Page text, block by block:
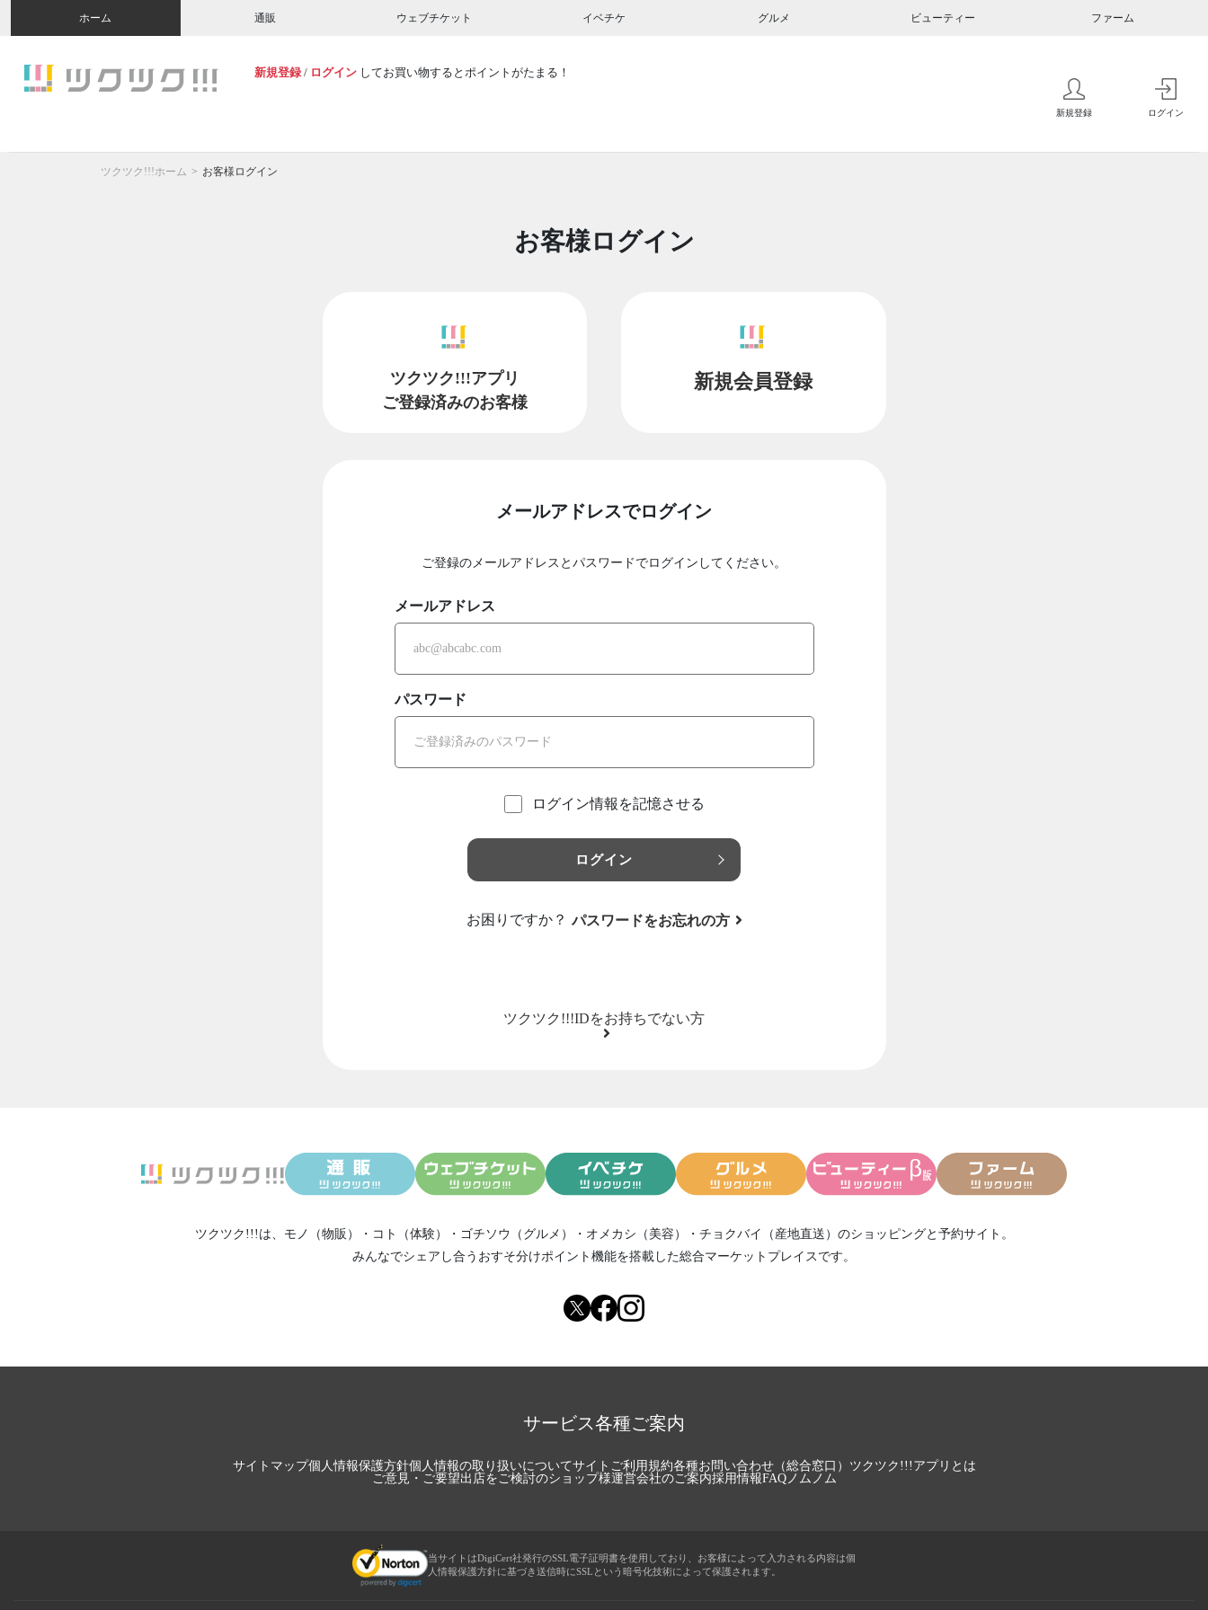
ホーム 通販 ウェブチケット イベチケ グルメ ビューティー ファーム
新規登録 / ログイン してお買い物するとポイントがたまる！
新規登録 ログイン
ツクツク!!!ホーム お客様ログイン
お客様ログイン
ツクツク!!!アプリ
ご登録済みのお客様
新規会員登録
メールアドレスでログイン
ご登録のメールアドレスとパスワードでログインしてください。
メールアドレス
パスワード
ログイン情報を記憶させる
ログイン
お困りですか？ パスワードをお忘れの方
ツクツク!!!IDをお持ちでない方
ツクツク!!!は、 モノ（物販） ・ コト（体験） ・ ゴチソウ（グルメ） ・ オメカシ（美容） ・ チョクバイ（産地直送） のショッピングと予約サイト。
みんなでシェアし合う おすそ分けポイント機能を搭載した総合マーケットプレイスです。
サービス各種ご案内
サイトマップ個人情報保護方針個人情報の取り扱いについてサイトご利用規約各種お問い合わせ（総合窓口） ツクツク!!!アプリとは
ご意見・ご要望出店をご検討のショップ様運営会社のご案内採用情報FAQノムノム
当サイトはDigiCert社発行のSSL電子証明書を使用しており、お客様によって入力される内容は個
人情報保護方針に基づき送信時にSSLという暗号化技術によって保護されます。